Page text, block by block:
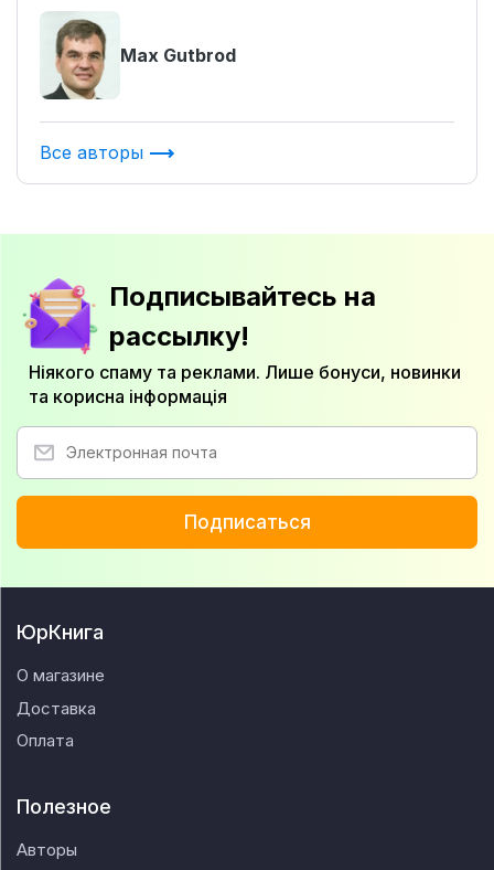
Max Gutbrod
Все авторы
Подписывайтесь на
рассылку!
Ніякого спаму та реклами. Лише бонуси, новинки
та корисна інформація
Подписаться
ЮрКнига
О магазине
Доставка
Оплата
Полезное
Авторы